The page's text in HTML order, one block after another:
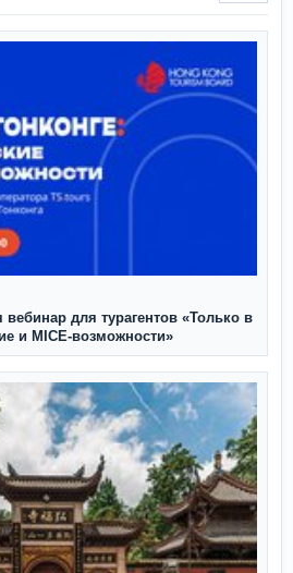
вебинар для турагентов «Только в
и MICE-возможности»